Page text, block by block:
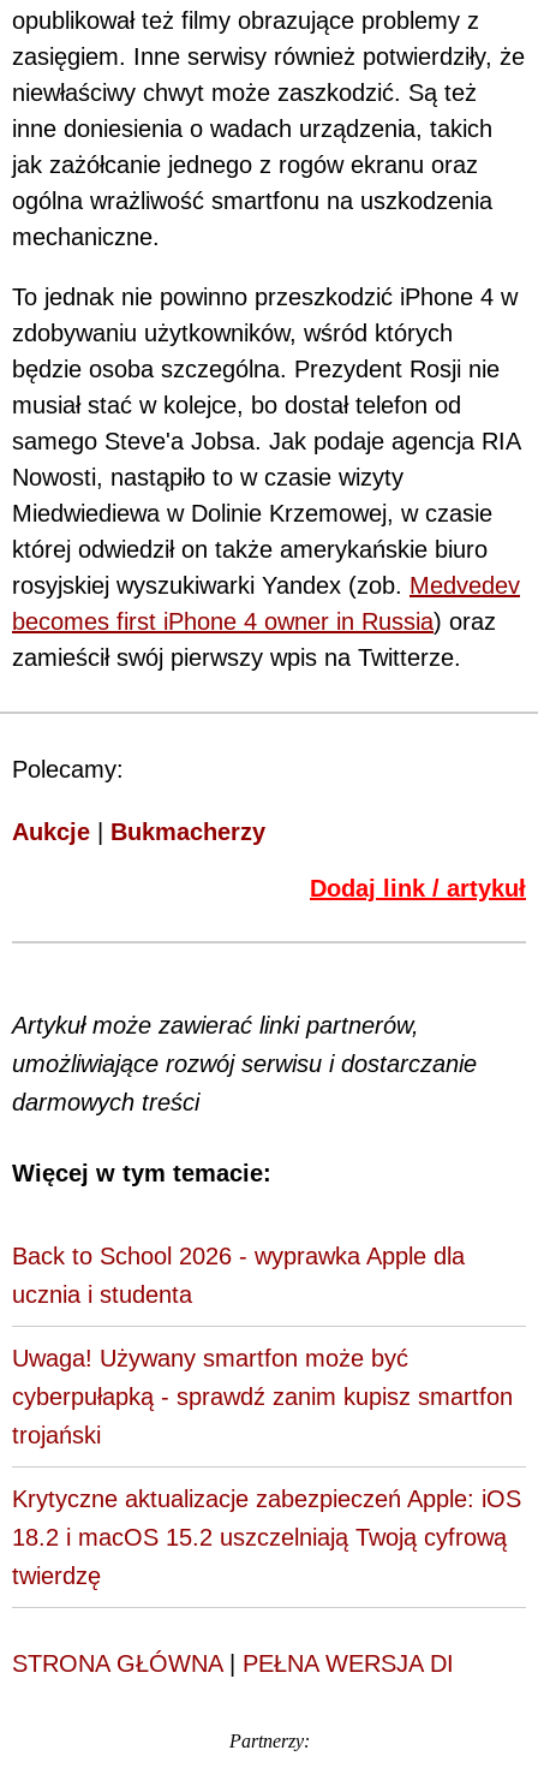
opublikował też filmy obrazujące problemy z
zasięgiem. Inne serwisy również potwierdziły, że
niewłaściwy chwyt może zaszkodzić. Są też
inne doniesienia o wadach urządzenia, takich
jak zażółcanie jednego z rogów ekranu oraz
ogólna wrażliwość smartfonu na uszkodzenia
mechaniczne.
To jednak nie powinno przeszkodzić iPhone 4 w
zdobywaniu użytkowników, wśród których
będzie osoba szczególna. Prezydent Rosji nie
musiał stać w kolejce, bo dostał telefon od
samego Steve'a Jobsa. Jak podaje agencja RIA
Nowosti, nastąpiło to w czasie wizyty
Miedwiediewa w Dolinie Krzemowej, w czasie
której odwiedził on także amerykańskie biuro
rosyjskiej wyszukiwarki Yandex (zob. Medvedev
becomes first iPhone 4 owner in Russia) oraz
zamieścił swój pierwszy wpis na Twitterze.
Polecamy:
Aukcje Bukmacherzy
Dodaj link / artykuł
Artykuł może zawierać linki partnerów,
umożliwiające rozwój serwisu i dostarczanie
darmowych treści
Więcej w tym temacie:
Back to School 2026 - wyprawka Apple dla
ucznia i studenta
Uwaga! Używany smartfon może być
cyberpułapką - sprawdź zanim kupisz smartfon
trojański
Krytyczne aktualizacje zabezpieczeń Apple: iOS
18.2 i macOS 15.2 uszczelniają Twoją cyfrową
twierdzę
STRONA GŁÓWNA| PEŁNA WERSJA DI
Partnerzy: